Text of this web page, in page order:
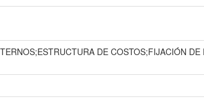
DE COSTOS;FIJACIÓN